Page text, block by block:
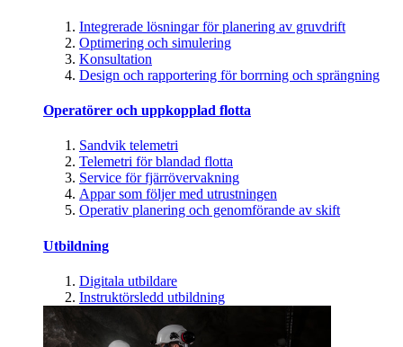
Integrerade lösningar för planering av gruvdrift
Optimering och simulering
Konsultation
Design och rapportering för borrning och sprängning
Operatörer och uppkopplad flotta
Sandvik telemetri
Telemetri för blandad flotta
Service för fjärrövervakning
Appar som följer med utrustningen
Operativ planering och genomförande av skift
Utbildning
Digitala utbildare
Instruktörsledd utbildning